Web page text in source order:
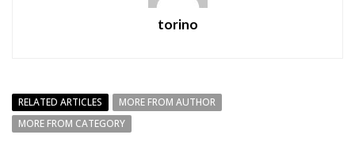
torino
RELATED ARTICLES
MORE FROM AUTHOR
MORE FROM CATEGORY